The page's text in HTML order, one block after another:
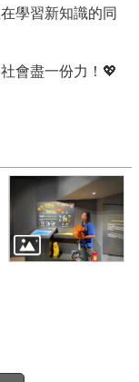
學習新知識的同
會盡一份力！💖